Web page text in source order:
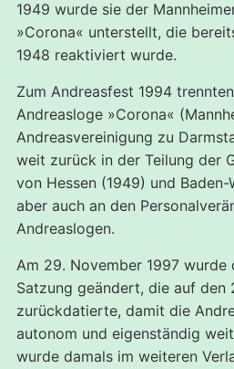
1949 wurde sie der
»Corona« unterstellt, die
1948 reaktiviert wurde.
Zum Andreasfest 1994
Andreasloge »Corona«
Andreasvereinigung zu
weit zurück in der Teilung der
von Hessen (1949) und
aber auch an den
Andreaslogen.
Am 29. November 1997 wurde
Satzung geändert, die auf den
zurückdatierte, damit die
autonom und eigenständig
wurde damals im weiteren